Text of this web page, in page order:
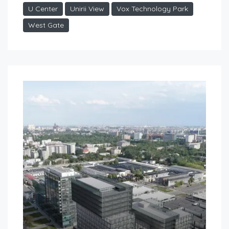
U Center
Unirii View
Vox Technology Park
West Gate